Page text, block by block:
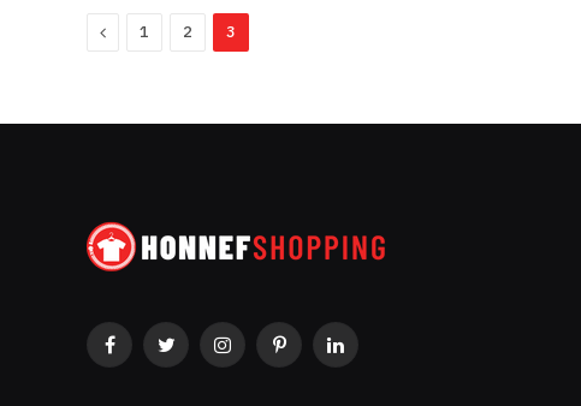
Previous
1 2 3
FacebookTwitterInstagramPinterestLinkedIn